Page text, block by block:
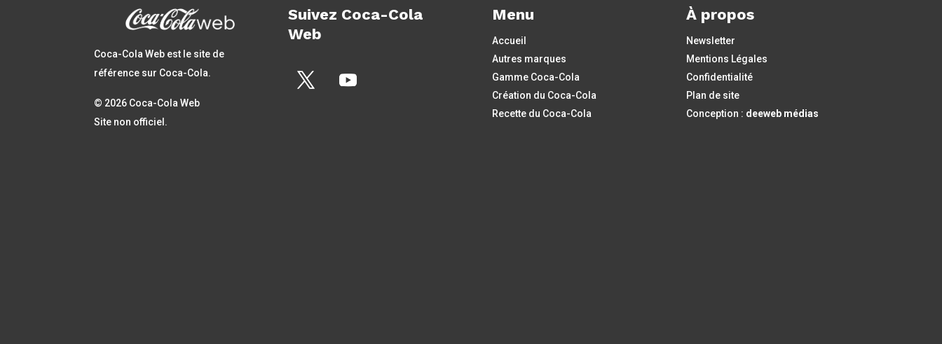
Coca-Cola Web est le site de
référence sur Coca-Cola.
© 2026 Coca-Cola Web
Site non officiel.
Suivez Coca-Cola
Web
Menu
Accueil
Autres marques
Gamme Coca-Cola
Création du Coca-Cola
Recette du Coca-Cola
À propos
Newsletter
Mentions Légales
Confidentialité
Plan de site
Conception : deeweb médias